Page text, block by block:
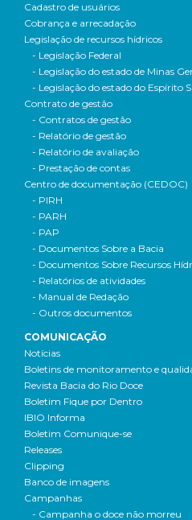
Cadastro de usuários
Cobrança e arrecadação
Legislação de recursos hídricos
- Legislação Federal
- Legislação do estado de Minas
- Legislação do estado do Espírito
Contrato de gestão
- Contratos de gestão
- Relatório de gestão
- Relatório de avaliação
- Prestação de contas
Centro de documentação (CEDOC)
- PIRH
- PARH
- PAP
- Documentos Sobre a Bacia
- Documentos Sobre Recursos
- Relatórios de atividades
- Manual de Redação
- Outros documentos
COMUNICAÇÃO
Notícias
Boletins de monitoramento e
Revista Bacia do Rio Doce
Boletim Fique por Dentro
IBIO Informa
Boletim Comunique-se
Releases
Clipping
Banco de imagens
Campanhas
- Campanha o doce não morreu